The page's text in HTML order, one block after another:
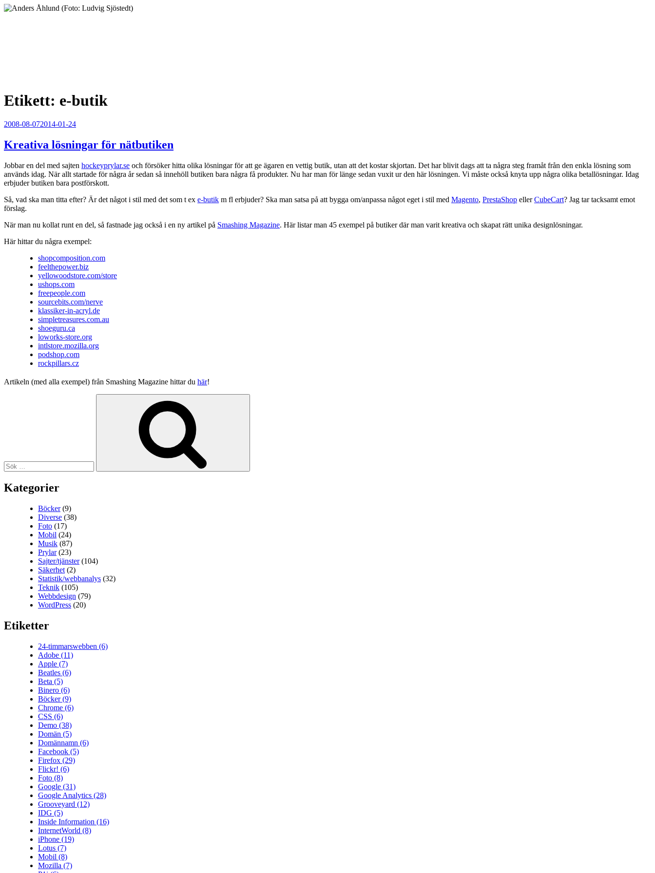
Hoppa
Etikett: e-butik
Publicerat
2008-08-072014-01-24
Kreativa lösningar för nätbutiken
Jobbar en del med sajten hockeyprylar.se och försöker hitta olika lösningar för att ge ägaren en vettig butik, utan att det kostar skjortan. Det har blivit dags att ta några steg framåt från den enkla lösning som
används idag. När allt startade för några år sedan så innehöll butiken bara några få produkter. Nu har man för länge sedan vuxit ur den här lösningen. Vi måste också knyta upp några olika betallösningar. Idag
erbjuder butiken bara postförskott.
Så, vad ska man titta efter? Är det något i stil med det som t ex e-butik m fl erbjuder? Ska man satsa på att bygga om/anpassa något eget i stil med Magento, PrestaShop ellerCubeCart? Jag tar tacksamt emot
förslag.
När man nu kollat runt en del, så fastnade jag också i en ny artikel på Smashing Magazine. Här listar man 45 exempel på butiker där man varit kreativa och skapat rätt unika designlösningar.
Här hittar du några exempel:
shopcomposition.com
feelthepower.biz
yellowoodstore.com/store
ushops.com
freepeople.com
sourcebits.com/nerve
klassiker-in-acryl.de
simpletreasures.com.au
shoeguru.ca
loworks-store.org
intlstore.mozilla.org
podshop.com
rockpillars.cz
Artikeln (med alla exempel) från Smashing Magazine hittar du här!
Kategorier
Böcker(9)
Diverse (38)
Foto (17)
Mobil (24)
Musik (87)
Prylar(23)
Sajter/tjänster(104)
Säkerhet (2)
Statistik/webbanalys (32)
Teknik (105)
Webbdesign (79)
WordPress (20)
Etiketter
24-timmarswebben (6)
Adobe (11)
Apple (7)
Beatles (6)
Beta (5)
Binero (6)
Böcker(9)
Chrome (6)
CSS (6)
Demo (38)
Domän (5)
Domännamn (6)
Facebook (5)
Firefox (29)
Flickr! (6)
Foto (8)
Google (31)
Google Analytics (28)
Grooveyard (12)
IDG (5)
Inside Information (16)
InternetWorld (8)
iPhone (19)
Lotus (7)
Mobil (8)
Mozilla (7)